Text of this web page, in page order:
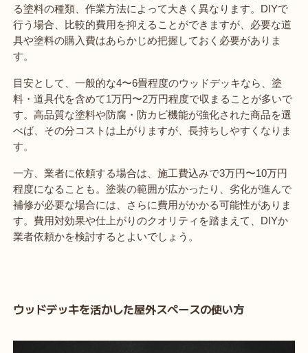
る塗料の種類、作業方法によって大きく異なります。DIYで
行う場合、比較的費用を抑えることができますが、必要な道
具や塗料の購入費はあらかじめ把握しておく必要がありま
す。
目安として、一般的な4〜6畳程度のウッドデッキなら、塗
料・道具代を含めて1万円〜2万円程度で収まることが多いで
す。高品質な塗料や防腐・防カビ機能が強化された商品を選
べば、その分コストは上がりますが、長持ちしやすくなりま
す。
一方、業者に依頼する場合は、施工費込みで3万円〜10万円
程度になることも。塗装の範囲が広かったり、劣化が進んで
補修が必要な場合には、さらに費用がかかる可能性がありま
す。費用対効果や仕上がりのクオリティを踏まえて、DIYか
業者依頼かを検討するとよいでしょう。
ウッドデッキを活かした屋外スペースの使い方